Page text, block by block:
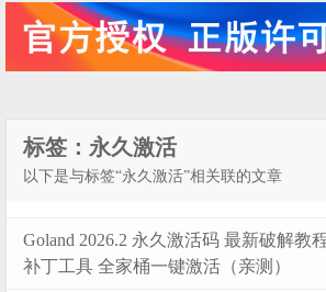
标签：永久激活
以下是与标签“永久激活”相关联的文章
Goland 2026.2 永久激活码 最新破解教
补丁工具 全家桶一键激活（亲测）